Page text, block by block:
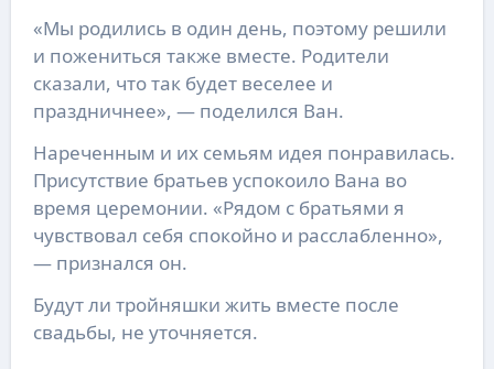
«Мы родились в один день, поэтому решили
и пожениться также вместе. Родители
сказали, что так будет веселее и
праздничнее», — поделился Ван.
Нареченным и их семьям идея понравилась.
Присутствие братьев успокоило Вана во
время церемонии. «Рядом с братьями я
чувствовал себя спокойно и расслабленно»,
— признался он.
Будут ли тройняшки жить вместе после
свадьбы, не уточняется.